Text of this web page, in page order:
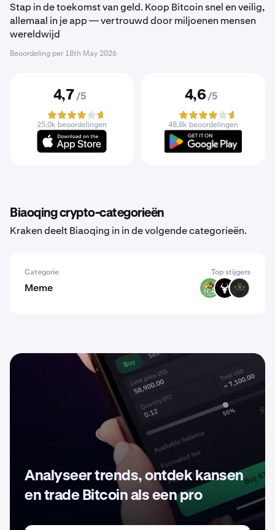
Stap in de toekomst van geld. Koop Bitcoin snel en veilig,
allemaal in je app — vertrouwd door miljoenen mensen
wereldwijd
Beoordeling per 18th May 2026
4,7 /5
25,0k beoordelingen
4,6 /5
48,8k beoordelingen
Biaoqing crypto-categorieën
Kraken deelt Biaoqing in in de volgende categorieën.
Categorie Top stijgers
Meme PODGE BULL CATA
Analyseer trends, ontdek kansen
en trade Bitcoin als een pro